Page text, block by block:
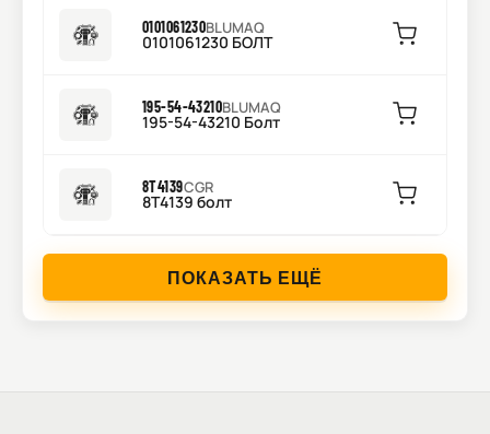
0101061230BLUMAQ
0101061230 БОЛТ
195-54-43210BLUMAQ
195-54-43210 Болт
8T4139CGR
8T4139 болт
ПОКАЗАТЬ ЕЩЁ